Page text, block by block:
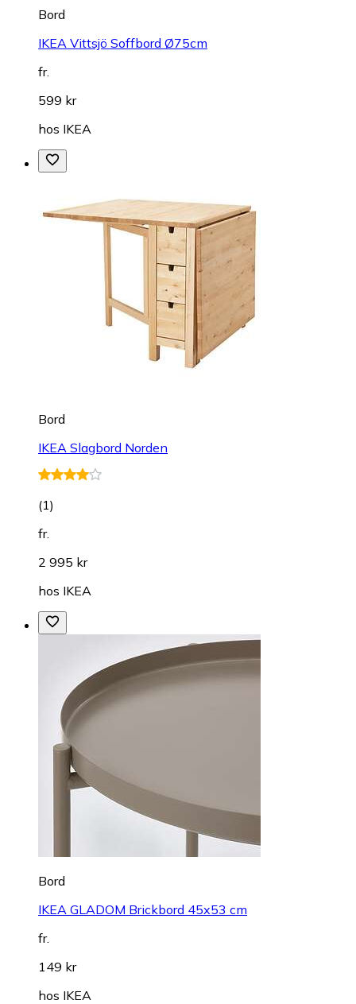
Bord
IKEA Vittsjö Soffbord Ø75cm
fr.
599 kr
hos IKEA
Bord
IKEA Slagbord Norden
(1)
fr.
2 995 kr
hos IKEA
Bord
IKEA GLADOM Brickbord 45x53 cm
fr.
149 kr
hos IKEA